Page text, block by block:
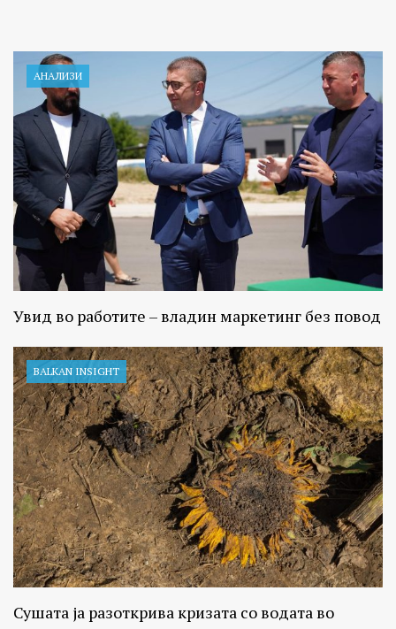
АНАЛИЗИ
Увид во работите – владин маркетинг без повод
BALKAN INSIGHT
Сушата ја разоткрива кризата со водата во